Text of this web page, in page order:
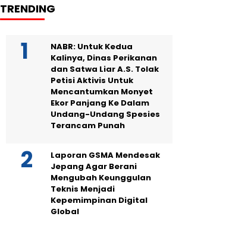
TRENDING
NABR: Untuk Kedua
Kalinya, Dinas Perikanan
dan Satwa Liar A.S. Tolak
Petisi Aktivis Untuk
Mencantumkan Monyet
Ekor Panjang Ke Dalam
Undang-Undang Spesies
Terancam Punah
Laporan GSMA Mendesak
Jepang Agar Berani
Mengubah Keunggulan
Teknis Menjadi
Kepemimpinan Digital
Global